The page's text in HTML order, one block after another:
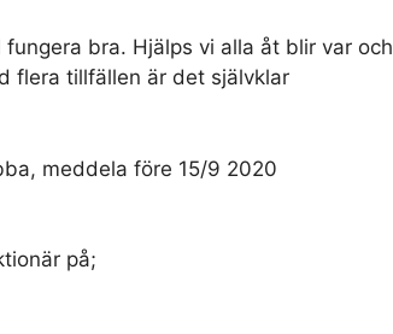
bra. Hjälps vi alla åt blir var och
flera tillfällen är det självklar
meddela före 15/9 2020
på;